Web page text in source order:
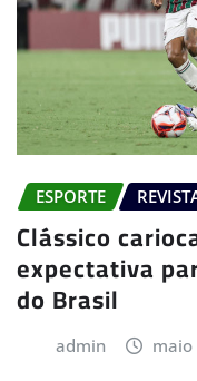
ESPORTE
Clássico
expectativa
do Brasil
admin maio